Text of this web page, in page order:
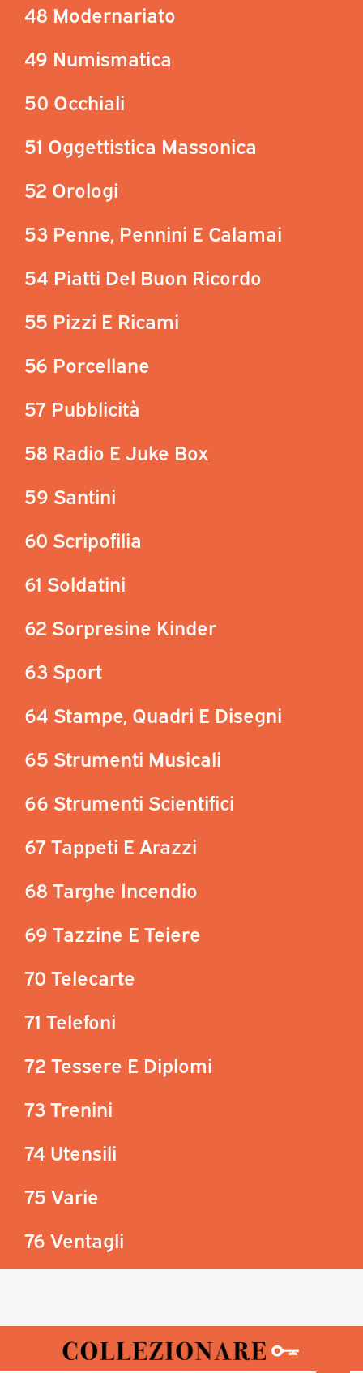
48 Modernariato
49 Numismatica
50 Occhiali
51 Oggettistica Massonica
52 Orologi
53 Penne, Pennini E Calamai
54 Piatti Del Buon Ricordo
55 Pizzi E Ricami
56 Porcellane
57 Pubblicità
58 Radio E Juke Box
59 Santini
60 Scripofilia
61 Soldatini
62 Sorpresine Kinder
63 Sport
64 Stampe, Quadri E Disegni
65 Strumenti Musicali
66 Strumenti Scientifici
67 Tappeti E Arazzi
68 Targhe Incendio
69 Tazzine E Teiere
70 Telecarte
71 Telefoni
72 Tessere E Diplomi
73 Trenini
74 Utensili
75 Varie
76 Ventagli